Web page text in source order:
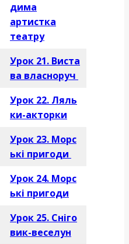
дима
артистка
театру
Урок 21. Виста
ва власноруч
Урок 22. Ляль
ки-акторки
Урок 23. Морс
ькі пригоди
Урок 24. Морс
ькі пригоди
Урок 25. Сніго
вик-веселун